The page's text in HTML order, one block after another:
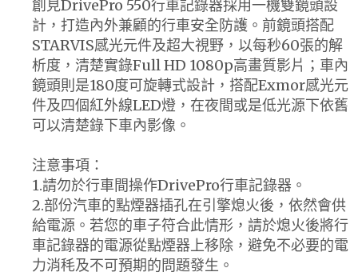
創見DrivePro 550行車記錄器採用一機雙鏡頭設
計，打造內外兼顧的行車安全防護。前鏡頭搭配
STARVIS感光元件及超大視野，以每秒60張的解
析度，清楚實錄Full HD 1080p高畫質影片；車內
鏡頭則是180度可旋轉式設計，搭配Exmor感光元
件及四個紅外線LED燈，在夜間或是低光源下依舊
可以清楚錄下車內影像。
注意事項：
1.請勿於行車間操作DrivePro行車記錄器。
2.部份汽車的點煙器插孔在引擎熄火後，依然會供
給電源。若您的車子符合此情形，請於熄火後將行
車記錄器的電源從點煙器上移除，避免不必要的電
力消秏及不可預期的問題發生。